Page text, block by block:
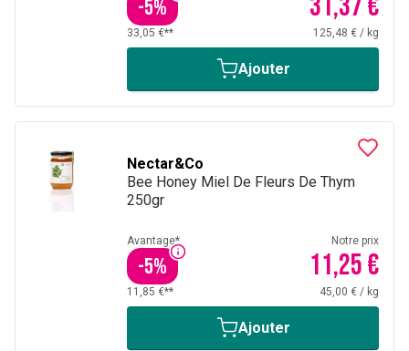
-5%
33,05 €** 125,48 € / kg
Ajouter
Nectar&Co
Bee Honey Miel De Fleurs De Thym
250gr
Avantage*
-5%
Notre prix
11,25 €
11,85 €** 45,00 € / kg
Ajouter